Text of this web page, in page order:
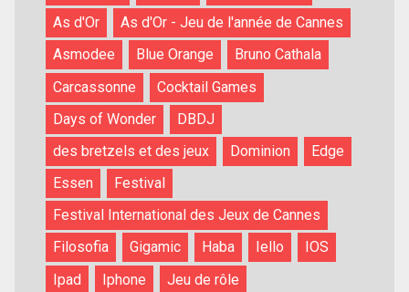
As d'Or
As d'Or - Jeu de l'année de Cannes
Asmodee
Blue Orange
Bruno Cathala
Carcassonne
Cocktail Games
Days of Wonder
DBDJ
des bretzels et des jeux
Dominion
Edge
Essen
Festival
Festival International des Jeux de Cannes
Filosofia
Gigamic Haba Iello
IOS
Ipad
Iphone
Jeu de rôle